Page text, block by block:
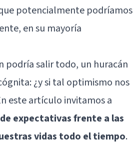
potencialmente podríamos
en su mayoría
podría salir todo, un huracán
¿y si tal optimismo nos
este artículo invitamos a
expectativas frente a las
vidas todo el tiempo.